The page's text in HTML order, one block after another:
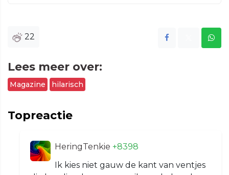
22
Lees meer over:
Magazine hilarisch
Topreactie
HeringTenkie +8398
Ik kies niet gauw de kant van ventjes